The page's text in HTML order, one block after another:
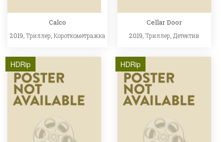
Calco
2019, Триллер Короткометражка
Cellar Door
2019,Триллер Детектив
HDRip HDRip